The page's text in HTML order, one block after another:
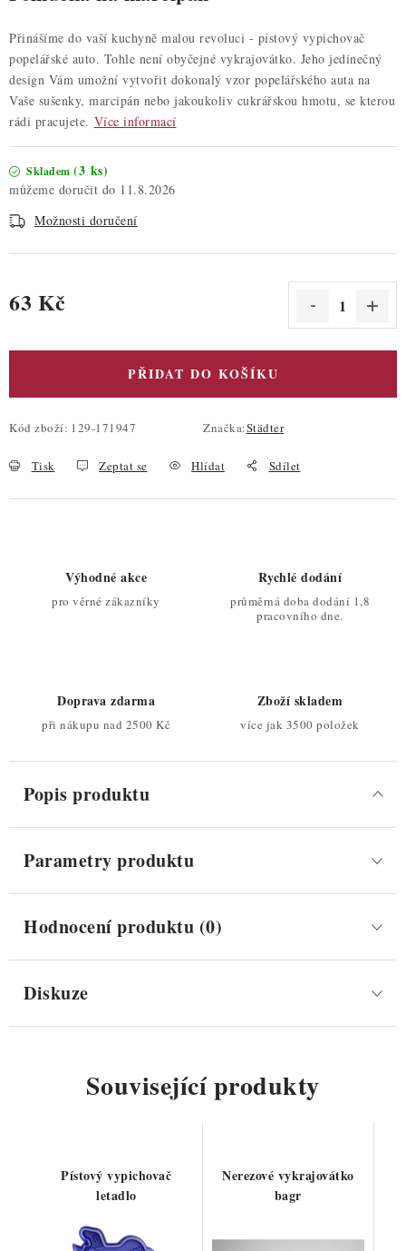
Přinášíme do vaší kuchyně malou revoluci - pístový vypichovač
popelářské auto. Tohle není obyčejné vykrajovátko. Jeho jedinečný
design Vám umožní vytvořit dokonalý vzor popelářského auta na
Vaše sušenky, marcipán nebo jakoukoliv cukrářskou hmotu, se kterou
rádi pracujete. Více informací
Skladem (3 ks)
11.8.2026
Možnosti doručení
63 Kč
PŘIDAT DO KOŠÍKU
Kód zboží: 129-171947 Značka:Städter
Tisk Zeptat se Hlídat Sdílet
Výhodné akce
pro věrné zákazníky
Rychlé dodání
průměrná doba dodání 1,8
pracovního dne.
Doprava zdarma
při nákupu nad 2500 Kč
Zboží skladem
více jak 3500 položek
Popis produktu
Parametry produktu
Hodnocení produktu (0)
Diskuze
Související produkty
Pístový vypichovač
letadlo
Nerezové vykrajovátko
bagr